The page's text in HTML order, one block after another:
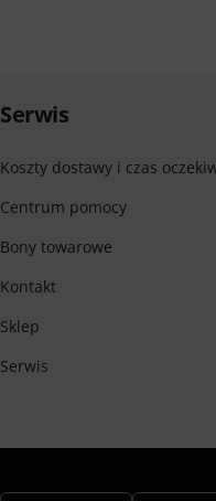
Serwis
Koszty dostawy i czas
Centrum pomocy
Bony towarowe
Kontakt
Sklep
Serwis